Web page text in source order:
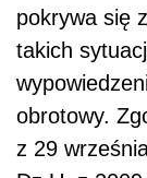
pokrywa się
takich
obrotowy.
z 29